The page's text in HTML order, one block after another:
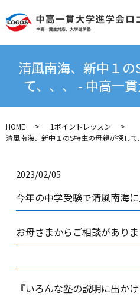
清風南海、新中１
て、、、 - 中高一
HOME
1ポイントレッスン
清風南海、新中１のS特生の母親が探し
2023/02/05
今年の中学受験で清風南海
お母さまからご相談がありま
『いろんな塾の説明に出かけ